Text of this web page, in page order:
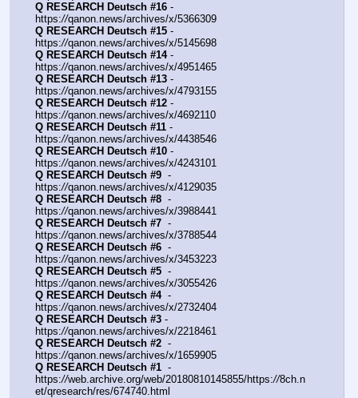
Q RESEARCH Deutsch #16 -
https://qanon.news/archives/x/5366309
Q RESEARCH Deutsch #15 -
https://qanon.news/archives/x/5145698
Q RESEARCH Deutsch #14 -
https://qanon.news/archives/x/4951465
Q RESEARCH Deutsch #13 -
https://qanon.news/archives/x/4793155
Q RESEARCH Deutsch #12 -
https://qanon.news/archives/x/4692110
Q RESEARCH Deutsch #11 -
https://qanon.news/archives/x/4438546
Q RESEARCH Deutsch #10 -
https://qanon.news/archives/x/4243101
Q RESEARCH Deutsch #9
  -
https://qanon.news/archives/x/4129035
Q RESEARCH Deutsch #8
  -
https://qanon.news/archives/x/3988441
Q RESEARCH Deutsch #7
  -
https://qanon.news/archives/x/3788544
Q RESEARCH Deutsch #6
  -
https://qanon.news/archives/x/3453223
Q RESEARCH Deutsch #5
  -
https://qanon.news/archives/x/3055426
Q RESEARCH Deutsch #4
  -
https://qanon.news/archives/x/2732404
Q RESEARCH Deutsch #3 -
https://qanon.news/archives/x/2218461
Q RESEARCH Deutsch #2
  -
https://qanon.news/archives/x/1659905
Q RESEARCH Deutsch #1
  -
https://web.archive.org/web/20180810145855/https://8ch.n
et/qresearch/res/674740.html